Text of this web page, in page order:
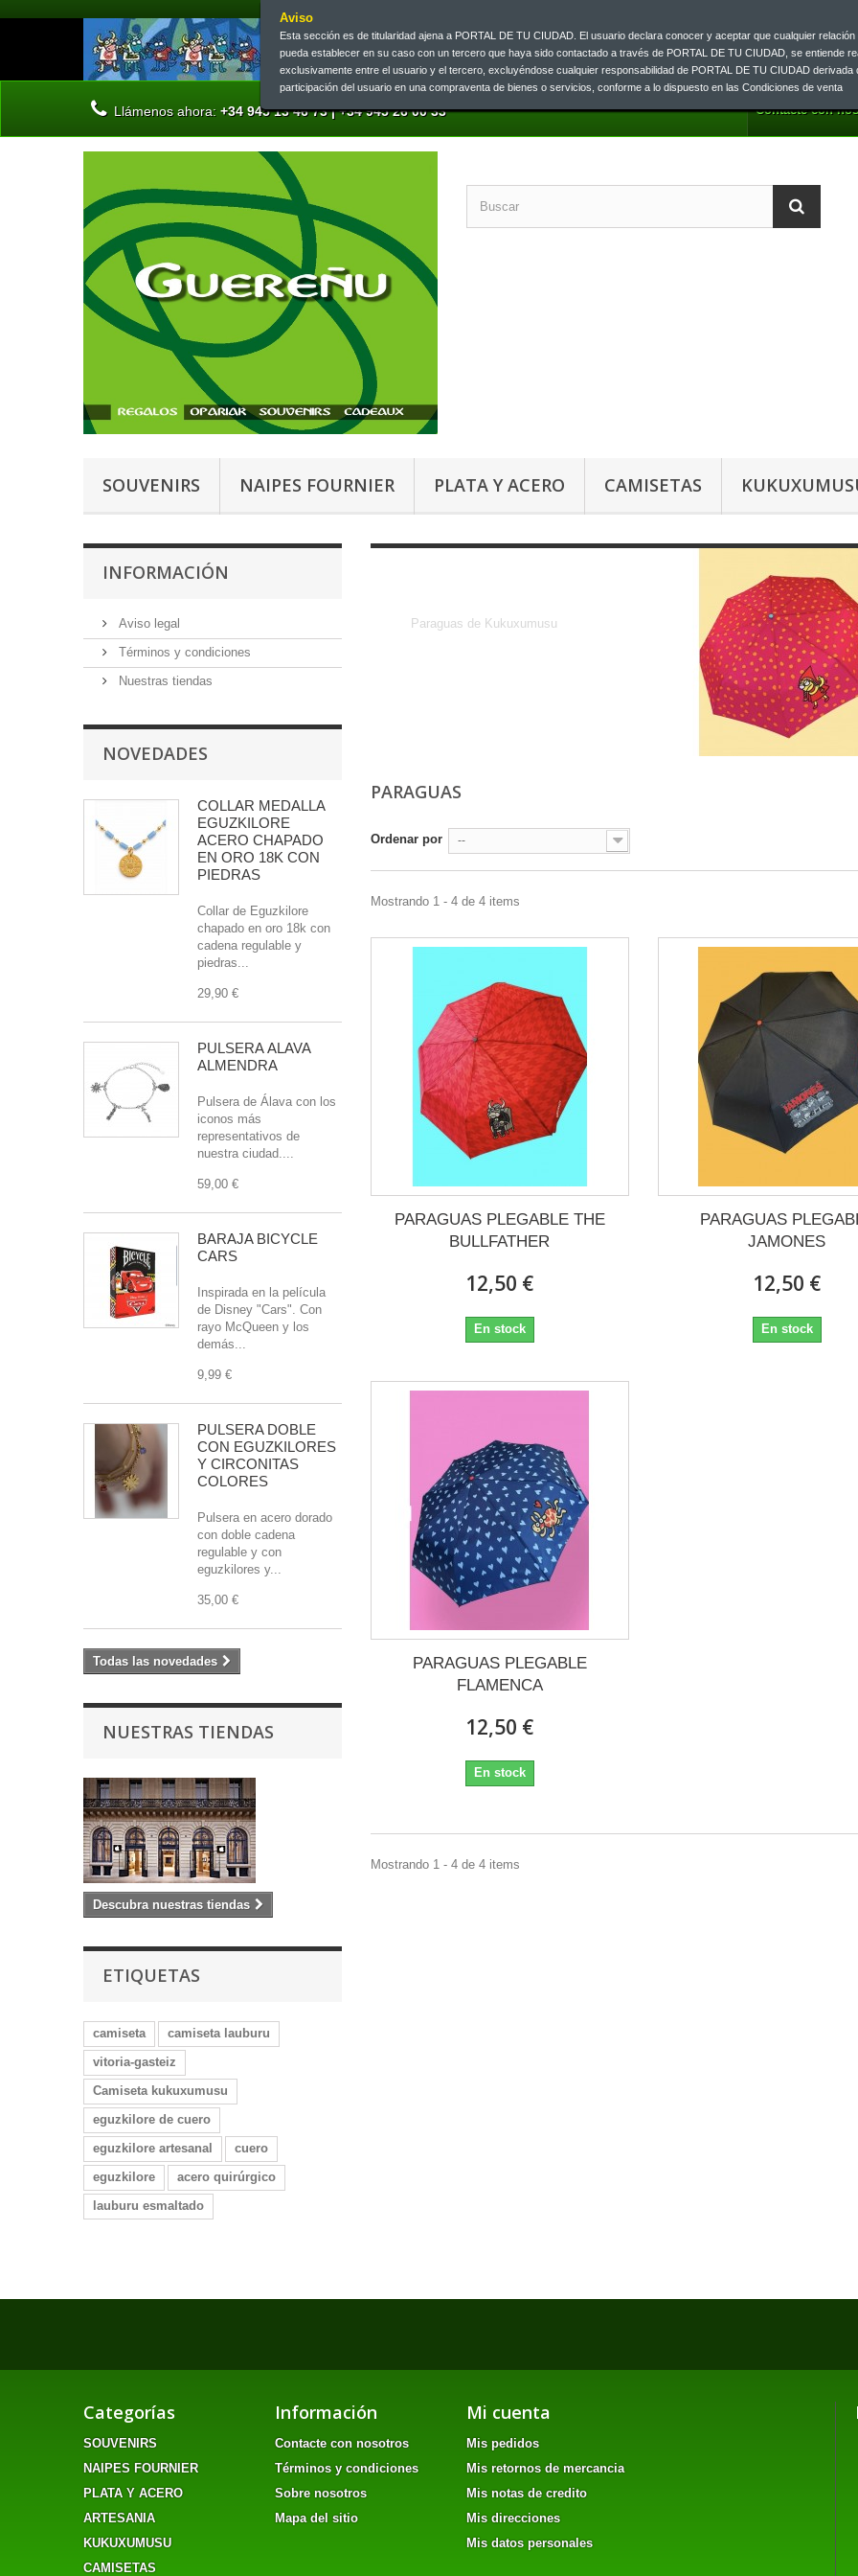
Aviso
Esta sección es de titularidad ajena a PORTAL DE TU CIUDAD. El usuario declara conocer y aceptar que cualquier
pueda establecer en su caso con un tercero que haya sido contactado a través de PORTAL DE TU CIUDAD, se entiende
exclusivamente entre el usuario y el tercero, excluyéndose cualquier responsabilidad de PORTAL DE TU CIUDAD derivada
participación del usuario en una compraventa de bienes o servicios, conforme a lo dispuesto en las Condiciones de venta
Contacte con
Llámenos ahora: +34 945 13 46 73 | +34 945 26 00 33
SOUVENIRS NAIPES FOURNIER PLATA Y ACERO CAMISETAS
INFORMACIÓN
Aviso legal
Términos y condiciones
Nuestras tiendas
NOVEDADES
COLLAR MEDALLA
EGUZKILORE
ACERO CHAPADO
EN ORO 18K CON
PIEDRAS
Collar de Eguzkilore
chapado en oro 18k con
cadena regulable y
piedras...
29,90 €
PULSERA ÁLAVA
ALMENDRA
Pulsera de Álava con los
iconos más
representativos de
nuestra ciudad....
59,00 €
BARAJA BICYCLE
CARS
Inspirada en la película
de Disney "Cars". Con
rayo McQueen y los
demás...
9,99 €
PULSERA DOBLE
CON EGUZKILORES
Y CIRCONITAS
COLORES
Pulsera en acero dorado
con doble cadena
regulable y con
eguzkilores y...
35,00 €
Todas las novedades
NUESTRAS TIENDAS
Descubra nuestras tiendas
ETIQUETAS
camiseta
camiseta lauburu
vitoria-gasteiz
Camiseta kukuxumusu
eguzkilore de cuero
eguzkilore artesanal
cuero
eguzkilore
acero quirúrgico
lauburu esmaltado
Paraguas de Kukuxumusu
PARAGUAS
Ordenar por --
Mostrando 1 - 4 de 4 items
PARAGUAS PLEGABLE THE
BULLFATHER
12,50 €
En stock
PARAGUAS
JAMONES
12,50 €
En stock
PARAGUAS PLEGABLE
FLAMENCA
12,50 €
En stock
Mostrando 1 - 4 de 4 items
Categorías
SOUVENIRS
NAIPES FOURNIER
PLATA Y ACERO
ARTESANIA
KUKUXUMUSU
CAMISETAS
Información
Contacte con nosotros
Términos y condiciones
Sobre nosotros
Mapa del sitio
Mi cuenta
Mis pedidos
Mis retornos de mercancia
Mis notas de credito
Mis direcciones
Mis datos personales